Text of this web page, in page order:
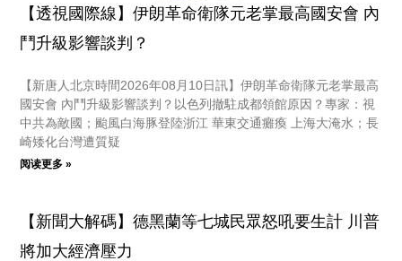
【透視國際線】伊朗革命衛隊元老掌最高國安會 內
鬥升級影響談判？
【新唐人北京時間2026年08月10日訊】伊朗革命衛隊元老掌最高
國安會 內鬥升級影響談判？以色列撤駐成都領館原因？專家：視
中共為敵國；颱風白海豚登陸浙江 華東交通癱瘓 上海大淹水；長
崎矮化台灣遭質疑
阅读更多 »
【新聞大解碼】德黑蘭等七城民眾怒吼要生計 川普
將加大經濟壓力